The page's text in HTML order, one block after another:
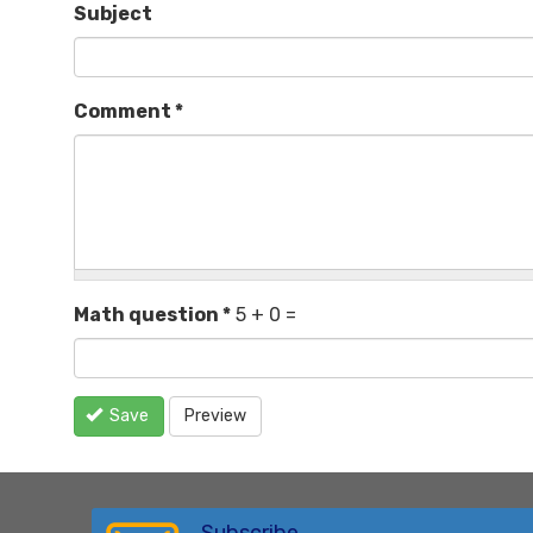
Subject
Comment *
Math question * 5 + 0 =
Save Preview